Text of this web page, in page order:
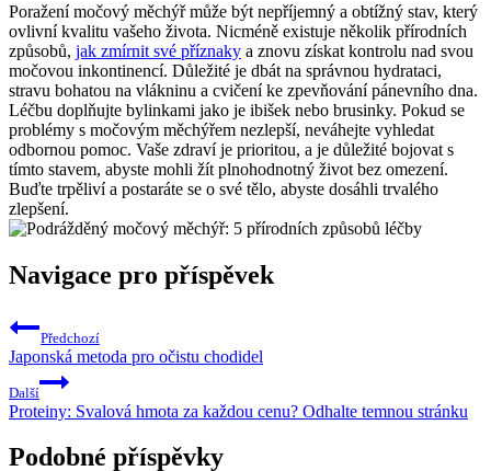
Poražení močový měchýř může být nepříjemný a obtížný stav, který
ovlivní kvalitu vašeho​ života. Nicméně existuje několik přírodních
způsobů, jak zmírnit své příznaky a znovu získat ‍kontrolu nad svou
močovou inkontinencí. ​Důležité je ⁣dbát na správnou hydrataci,
stravu bohatou na⁢ vlákninu‍ a cvičení ke zpevňování pánevního dna.
Léčbu doplňujte bylinkami jako je ibišek nebo brusinky. Pokud se
problémy s močovým ⁢měchýřem nezlepší, neváhejte ​vyhledat
odbornou pomoc. Vaše zdraví‌ je prioritou, a je důležité bojovat s
tímto⁤ stavem, abyste mohli žít plnohodnotný život​ bez omezení.
Buďte ‌trpěliví‌ a ⁣postaráte se o své tělo, abyste dosáhli trvalého
zlepšení.
Navigace pro příspěvek
Předchozí
Japonská metoda pro očistu chodidel
Další
Proteiny: Svalová hmota za každou cenu? Odhalte temnou stránku
Podobné příspěvky